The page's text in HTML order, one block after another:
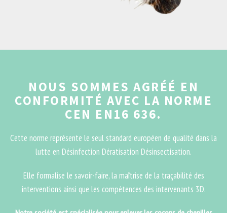
NOUS SOMMES AGRÉÉ EN
CONFORMITÉ AVEC LA NORME
CEN EN16 636.
Cette norme représente le seul standard européen de qualité dans la
lutte en Désinfection Dératisation Désinsectisation.
Elle formalise le savoir-faire, la maîtrise de la traçabilité des
interventions ainsi que les compétences des intervenants 3D.